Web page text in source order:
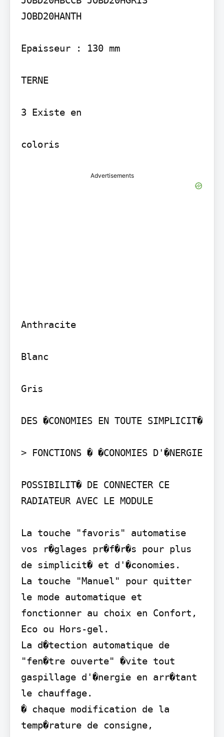
JOBD20HANTH
Epaisseur : 130 mm
TERNE
3 Existe en
Advertisements
Anthracite
Blanc
Gris
DES �CONOMIES EN TOUTE SIMPLICIT�
> FONCTIONS � �CONOMIES D'�NERGIE
POSSIBILIT� DE CONNECTER CE
RADIATEUR AVEC LE MODULE
La touche "favoris" automatise
vos r�glages pr�f�r�s pour plus
de simplicit� et d'�conomies.
La touche "Manuel" pour quitter
le mode automatique et
fonctionner au choix en Confort,
Eco ou Hors-gel.
La d�tection automatique de
"fen�tre ouverte" �vite tout
gaspillage d'�nergie en arr�tant
le chauffage.
� chaque modification de la
temp�rature de consigne,